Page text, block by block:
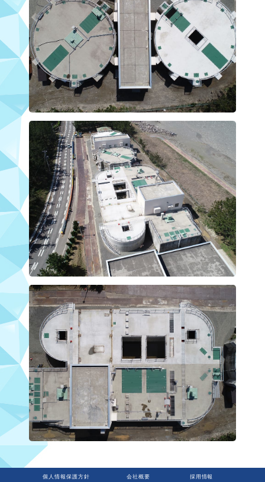
個人情報保護方針 会社概要 採用情報